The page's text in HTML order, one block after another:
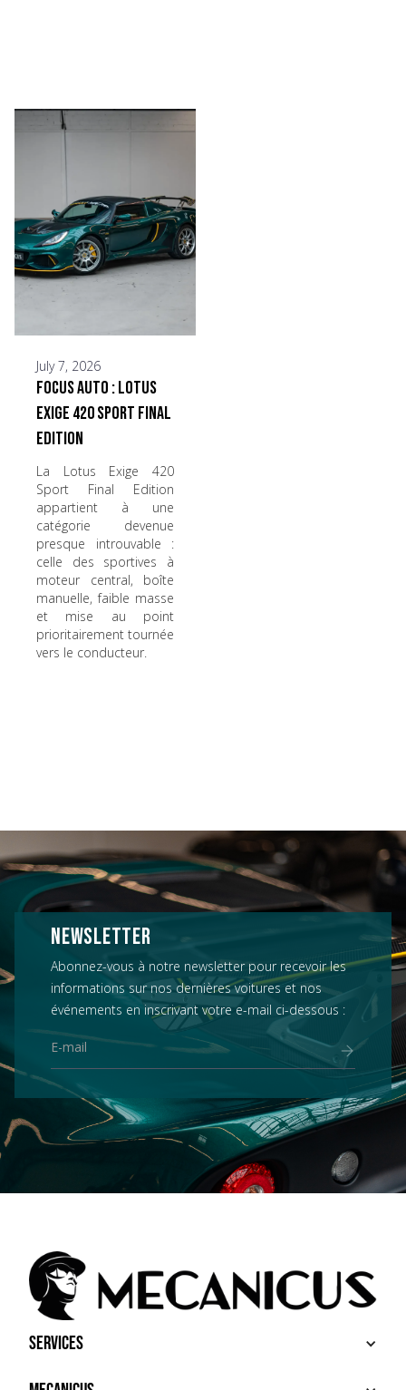
July 7, 2026
Focus Auto : Lotus
Exige 420 Sport Final
Edition
La Lotus Exige 420
Sport Final Edition
appartient à une
catégorie devenue
presque introuvable :
celle des sportives à
moteur central, boîte
manuelle, faible masse
et mise au point
prioritairement tournée
vers le conducteur.
NEWSLETTER
Abonnez-vous à notre newsletter pour recevoir les
informations sur nos dernières voitures et nos
événements en inscrivant votre e-mail ci-dessous :
Services
ACHETER